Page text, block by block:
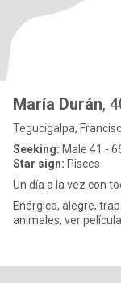
María Durán,
Tegucigalpa,
Seeking: Male 41 -
Star sign: Pisces
Un día a la vez con
Enérgica, alegre,
animales, ver